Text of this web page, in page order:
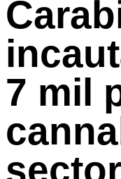
7 mil
sector